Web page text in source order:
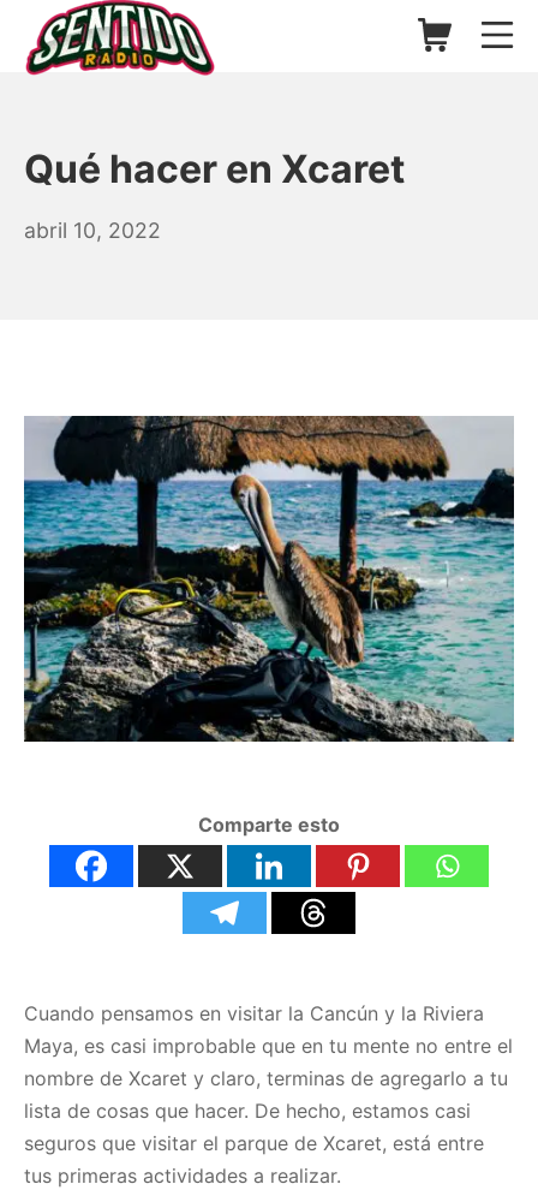
Saltar
contenido
Carrito de
Qué hacer en Xcaret
abril 10, 2022
Comparte esto
Cuando pensamos en visitar la Cancún y la Riviera
Maya, es casi improbable que en tu mente no entre el
nombre de Xcaret y claro, terminas de agregarlo a tu
lista de cosas que hacer. De hecho, estamos casi
seguros que visitar el parque de Xcaret, está entre
tus primeras actividades a realizar.